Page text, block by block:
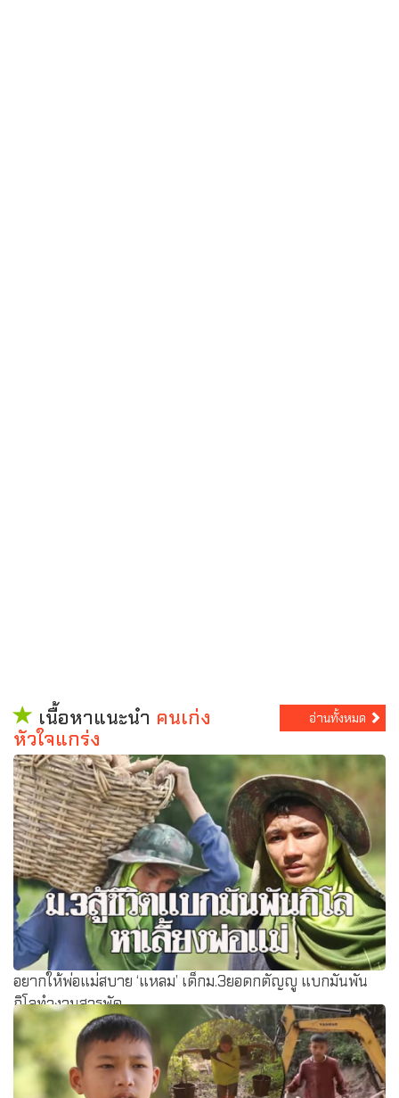
เนื้อหาแนะนำ คนเก่ง
หัวใจแกร่ง
อ่านทั้งหมด
อยากให้พ่อแม่สบาย ‘แหลม’ เด็กม.3ยอดกตัญญู แบกมันพัน
กิโลทำงานสารพัด ...